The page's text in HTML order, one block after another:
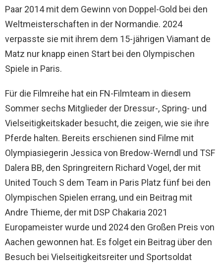
Paar 2014 mit dem Gewinn von Doppel-Gold bei den
Weltmeisterschaften in der Normandie. 2024
verpasste sie mit ihrem dem 15-jährigen Viamant de
Matz nur knapp einen Start bei den Olympischen
Spiele in Paris.
Für die Filmreihe hat ein FN-Filmteam in diesem
Sommer sechs Mitglieder der Dressur-, Spring- und
Vielseitigkeitskader besucht, die zeigen, wie sie ihre
Pferde halten. Bereits erschienen sind Filme mit
Olympiasiegerin Jessica von Bredow-Werndl und TSF
Dalera BB, den Springreitern Richard Vogel, der mit
United Touch S dem Team in Paris Platz fünf bei den
Olympischen Spielen errang, und ein Beitrag mit
Andre Thieme, der mit DSP Chakaria 2021
Europameister wurde und 2024 den Großen Preis von
Aachen gewonnen hat. Es folget ein Beitrag über den
Besuch bei Vielseitigkeitsreiter und Sportsoldat